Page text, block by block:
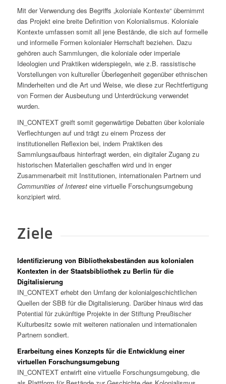
Mit der Verwendung des Begriffs „koloniale Kontexte“ übernimmt
das Projekt eine breite Definition von Kolonialismus. Koloniale
Kontexte umfassen somit all jene Bestände, die sich auf formelle
und informelle Formen kolonialer Herrschaft beziehen. Dazu
gehören auch Sammlungen, die koloniale oder imperiale
Ideologien und Praktiken widerspiegeln, wie z.B. rassistische
Vorstellungen von kultureller Überlegenheit gegenüber ethnischen
Minderheiten und die Art und Weise, wie diese zur Rechtfertigung
von Formen der Ausbeutung und Unterdrückung verwendet
wurden.
IN_CONTEXT greift somit gegenwärtige Debatten über koloniale
Verflechtungen auf und trägt zu einem Prozess der
institutionellen Reflexion bei, indem Praktiken des
Sammlungsaufbaus hinterfragt werden, ein digitaler Zugang zu
historischen Materialien geschaffen wird und in enger
Zusammenarbeit mit Institutionen, internationalen Partnern und
Communities of Interesteine virtuelle Forschungsumgebung
konzipiert wird.
Ziele
Identifizierung von Bibliotheksbeständen aus kolonialen
Kontexten in der Staatsbibliothek zu Berlin für die
Digitalisierung
IN_CONTEXT erhebt den Umfang der kolonialgeschichtlichen
Quellen der SBB für die Digitalisierung. Darüber hinaus wird das
Potential für zukünftige Projekte in der Stiftung Preußischer
Kulturbesitz sowie mit weiteren nationalen und internationalen
Partnern sondiert.
Erarbeitung eines Konzepts für die Entwicklung einer
virtuellen Forschungsumgebung
IN_CONTEXT entwirft eine virtuelle Forschungsumgebung, die